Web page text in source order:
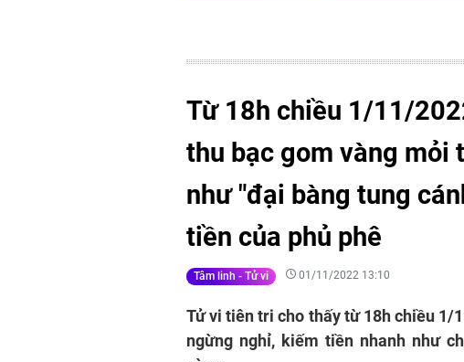
Từ 18h chiều 1/11/
thu bạc gom vàng mỏi
như "đại bàng tung
tiền của phủ phê
Tâm linh - Tử vi 01/11/2022 13:10
Tử vi tiên tri cho thấy từ 18h chiều 1/
ngừng nghỉ, kiếm tiền nhanh như